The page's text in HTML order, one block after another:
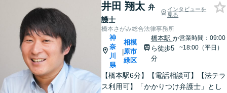
井田 翔太 弁
護士
インタビューを
見る
橋本さがみ総合法律事務所
神
奈
川
県
|
相模
原市
緑区
橋本駅 か
ら徒歩5
分
営業時間：09:00
~18:00（平日）
【橋本駅6分】【電話相談可】【法テラ
ス利用可】「かかりつけ弁護士」とし